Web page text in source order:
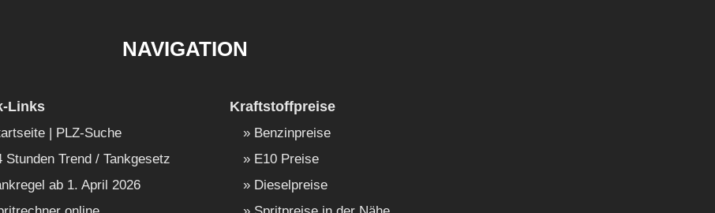
NAVIGATION
Links
| PLZ-Suche
Stunden Trend / Tankgesetz
ab 1. April 2026
Kraftstoffpreise
Benzinpreise
E10 Preise
Dieselpreise